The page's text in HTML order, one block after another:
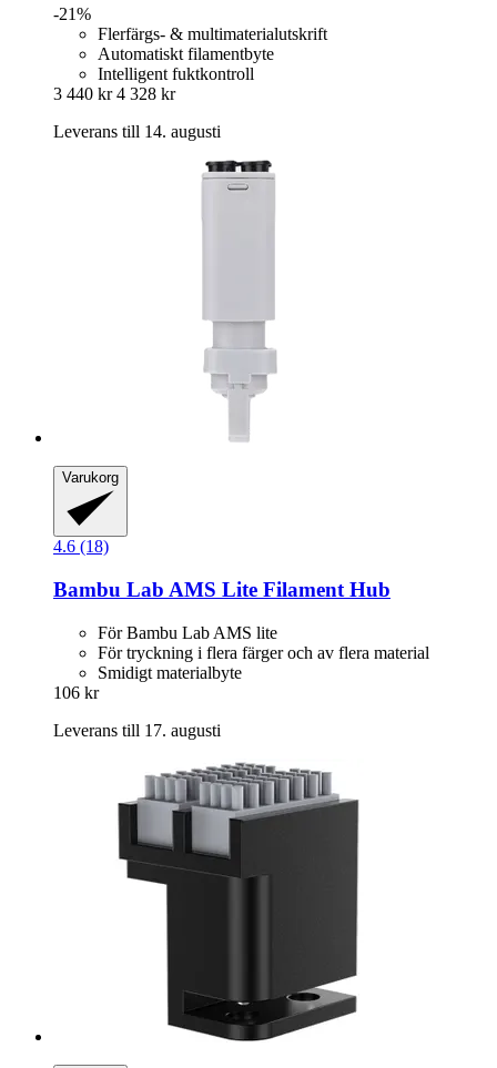
-21%
Flerfärgs- & multimaterialutskrift
Automatiskt filamentbyte
Intelligent fuktkontroll
3 440 kr 4 328 kr
Leverans till 14. augusti
Varukorg
4.6 (18)
Bambu Lab AMS Lite Filament Hub
För Bambu Lab AMS lite
För tryckning i flera färger och av flera material
Smidigt materialbyte
106 kr
Leverans till 17. augusti